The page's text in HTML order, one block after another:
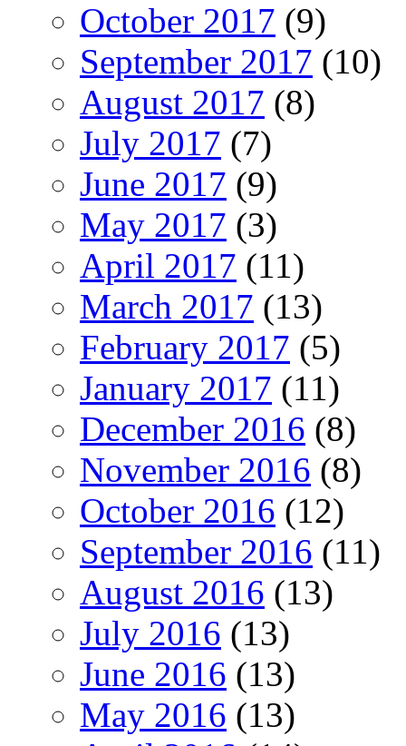
October 2017 (9)
September 2017 (10)
August 2017 (8)
July 2017 (7)
June 2017 (9)
May 2017 (3)
April 2017 (11)
March 2017 (13)
February 2017 (5)
January 2017 (11)
December 2016 (8)
November 2016 (8)
October 2016 (12)
September 2016 (11)
August 2016 (13)
July 2016 (13)
June 2016 (13)
May 2016 (13)